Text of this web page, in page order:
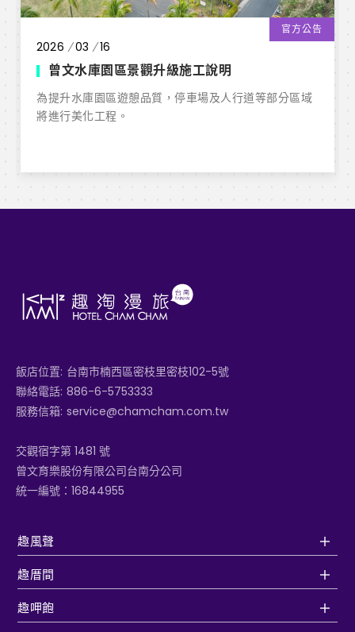
2026 03 16
官方公告
曾文水庫園區景觀升級施工說明
為提升水庫園區遊憩品質，停車場及人行道等部分區域
將進行美化工程。
趣風聲
趣厝間
趣呷飽
飯店位置: 台南市楠西區密枝里密枝102-5號
聯絡電話: 886-6-5753333
服務信箱: service@chamcham.com.tw
交觀宿字第 1481 號
曾文育樂股份有限公司台南分公司
統一編號：16844955